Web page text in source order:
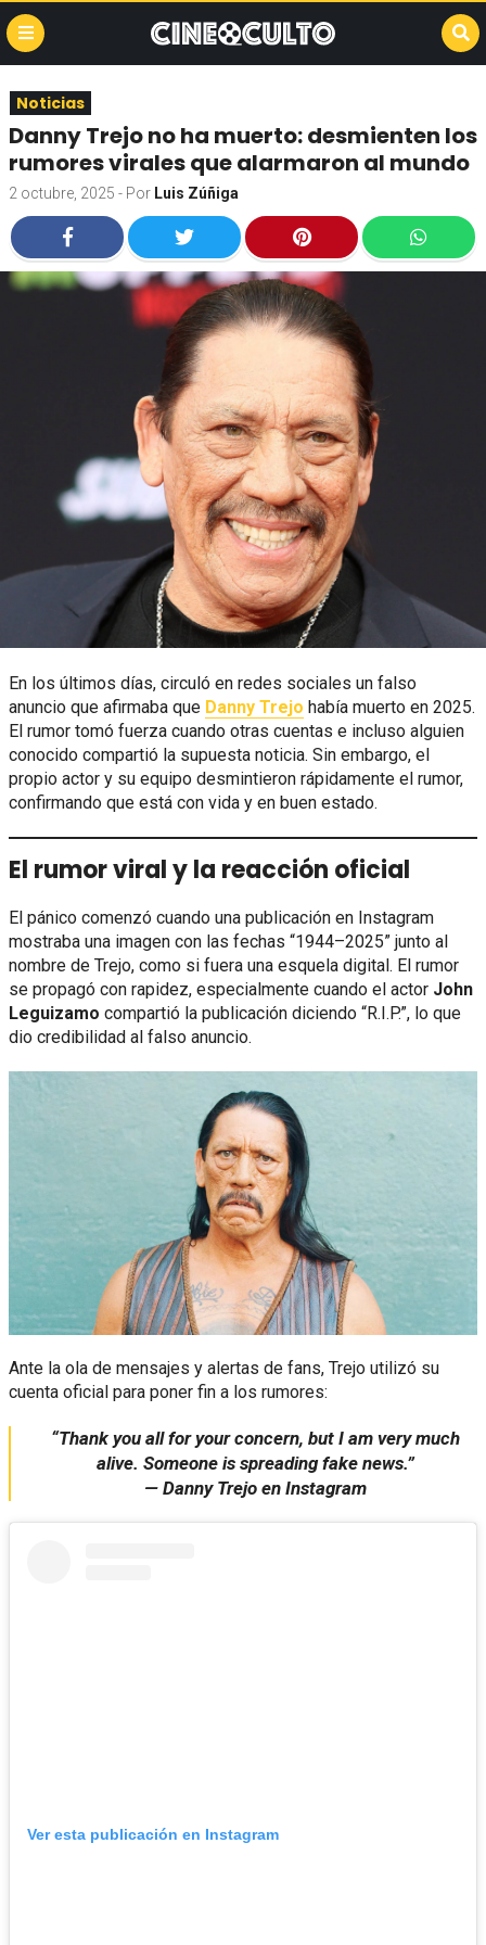
Noticias
Danny Trejo no ha muerto: desmienten los
rumores virales que alarmaron al mundo
2 octubre, 2025 - Por Luis Zúñiga
En los últimos días, circuló en redes sociales un falso
anuncio que afirmaba que Danny Trejo había muerto en 2025.
El rumor tomó fuerza cuando otras cuentas e incluso alguien
conocido compartió la supuesta noticia. Sin embargo, el
propio actor y su equipo desmintieron rápidamente el rumor,
confirmando que está con vida y en buen estado.
El rumor viral y la reacción oficial
El pánico comenzó cuando una publicación en Instagram
mostraba una imagen con las fechas “1944–2025” junto al
nombre de Trejo, como si fuera una esquela digital. El rumor
se propagó con rapidez, especialmente cuando el actor John
Leguizamo compartió la publicación diciendo “R.I.P.”, lo que
dio credibilidad al falso anuncio.
Ante la ola de mensajes y alertas de fans, Trejo utilizó su
cuenta oficial para poner fin a los rumores:
“Thank you all for your concern, but I am very much
alive. Someone is spreading fake news.”
— Danny Trejo en Instagram
Ver esta publicación en Instagram